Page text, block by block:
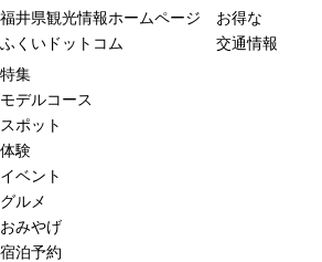
福井県観光情報ホームページ
ふくいドットコム
お得な
交通情報
特集
モデルコース
スポット
体験
イベント
グルメ
おみやげ
宿泊予約